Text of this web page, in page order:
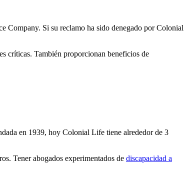
Company. Si su reclamo ha sido denegado por Colonial
críticas. También proporcionan beneficios de
en 1939, hoy Colonial Life tiene alrededor de 3
Tener abogados experimentados de discapacidad a